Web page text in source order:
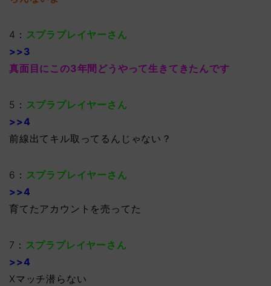
4： スプラプレイヤーさん
>>3
真面目にこの3年間どうやって生きてきたんです
5： スプラプレイヤーさん
>>4
前線出てキル取ってるんじゃない？
6： スプラプレイヤーさん
>>4
育てたアカウントを売ってた
7： スプラプレイヤーさん
>>4
Xマッチ潜らない